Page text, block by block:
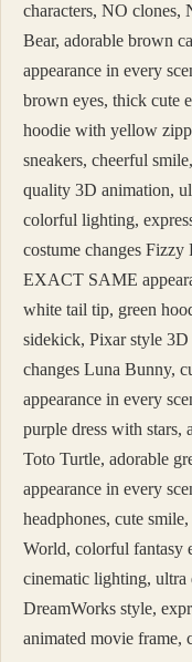
characters, NO clones,
Bear, adorable brown
appearance in every
brown eyes, thick cute
hoodie with yellow
sneakers, cheerful
quality 3D animation,
colorful lighting,
costume changes
EXACT SAME
white tail tip, green
sidekick, Pixar style 3D
changes Luna Bunny,
appearance in every
purple dress with stars,
Toto Turtle, adorable
appearance in every
headphones, cute
World, colorful fantasy
cinematic lighting, ultra
DreamWorks style,
animated movie